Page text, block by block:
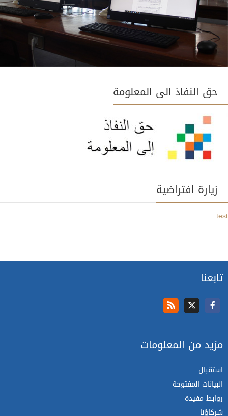
حق النفاذ الى المعلومة
زيارة افتراضية
test
تابعنا
مزيد من المعلومات
استقبال
البيانات المفتوحة
روابط مفيدة
شركاؤنا